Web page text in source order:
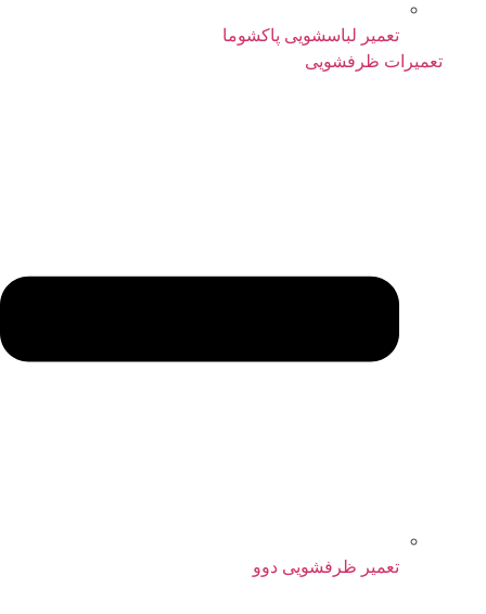
تعمیر لباسشویی پاکشوما
تعمیرات ظرفشویی
تعمیر ظرفشویی دوو